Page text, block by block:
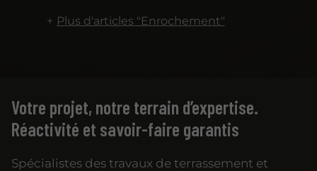
Plus d'articles "Enrochement"
Votre projet, notre terrain d’expertise.
Réactivité et savoir-faire garantis
Spécialistes des travaux de terrassement et